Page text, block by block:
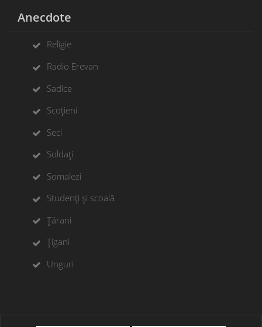
Anecdote
Religie
Radio Erevan
Sadice
Scoțieni
Seci
Soldați
Somalezi
Studenți și scoală
Țărani
Țigani
Unguri